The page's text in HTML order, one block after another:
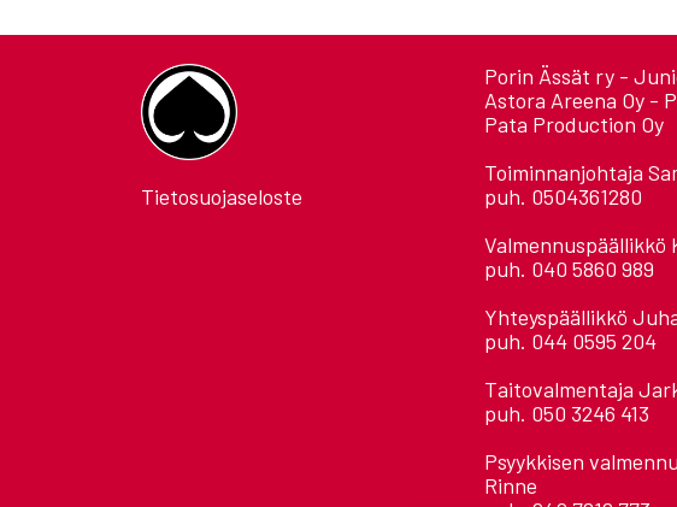
Tietosuojaseloste
Porin Ässät ry -
Astora Areena Oy -
Pata Production Oy
Toiminnanjohtaja
puh. 0504361280
Valmennuspäällikkö
puh. 040 5860 989
Yhteyspäällikkö
puh. 044 0595 204
Taitovalmentaja
puh. 050 3246 413
Psyykkisen
Rinne